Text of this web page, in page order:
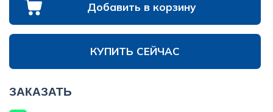
Добавить в корзину
КУПИТЬ СЕЙЧАС
ЗАКАЗАТЬ